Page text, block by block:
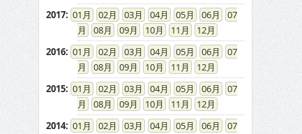
2017: 01 02 03 04 05 06
07
08
09 10 11
12
2016: 01 02 03 04 05 06
07
08
09 10 11
12
2015: 01 02 03 04 05 06
07
08
09 10 11
12
2014: 01 02 03 04 05 06
07